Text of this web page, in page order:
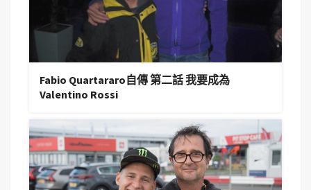
Fabio Quartararo自傳 第二話 我要成為
Valentino Rossi